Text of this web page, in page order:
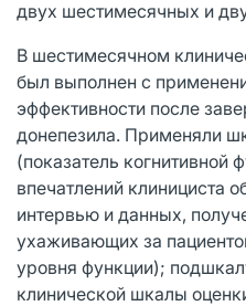
двух шестимесячных и
В шестимесячном
был выполнен с
эффективности после
донепезила. Применяли
(показатель когнитивной
впечатлений клинициста
интервью и данных,
ухаживающих за
уровня функции);
клинической шкалы